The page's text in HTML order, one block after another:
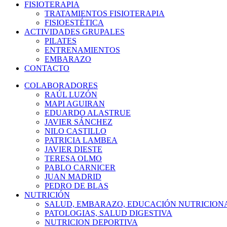
FISIOTERAPIA
TRATAMIENTOS FISIOTERAPIA
FISIOESTÉTICA
ACTIVIDADES GRUPALES
PILATES
ENTRENAMIENTOS
EMBARAZO
CONTACTO
COLABORADORES
RAÚL LUZÓN
MAPI AGUIRAN
EDUARDO ALASTRUE
JAVIER SÁNCHEZ
NILO CASTILLO
PATRICIA LAMBEA
JAVIER DIESTE
TERESA OLMO
PABLO CARNICER
JUAN MADRID
PEDRO DE BLAS
NUTRICIÓN
SALUD, EMBARAZO, EDUCACIÓN
PATOLOGIAS, SALUD DIGESTIVA
NUTRICION DEPORTIVA